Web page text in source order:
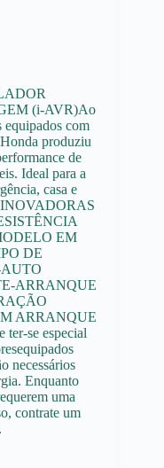
(i-AVR)Ao
com
produziu
de
Ideal para a
casa e
INOVADORAS
EM
DE
ARRANQUE
ARRANQUE
ter-se especial
necessários
Enquanto
uma
contrate um